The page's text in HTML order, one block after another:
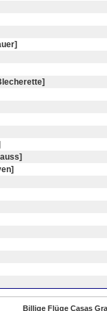
Billige Flüge Casas